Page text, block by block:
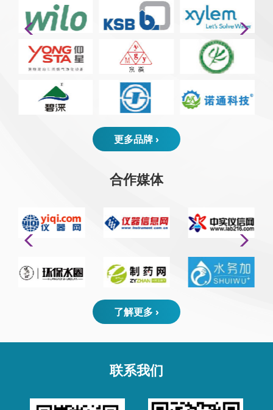
更多品牌 ›
合作媒体
了解更多 ›
联系我们